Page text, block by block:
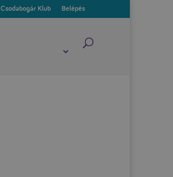
Csodabogár Klub Belépés